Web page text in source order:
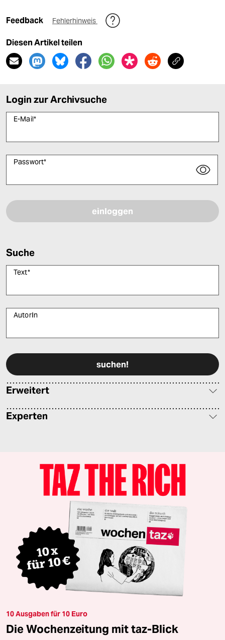
Feedback Fehlerhinweis
Diesen Artikel teilen
Login zur Archivsuche
E-Mail*
Passwort*
Suche
Text*
AutorIn
Erweitert
Experten
10 Ausgaben für 10 Euro
Die Wochenzeitung mit taz-Blick